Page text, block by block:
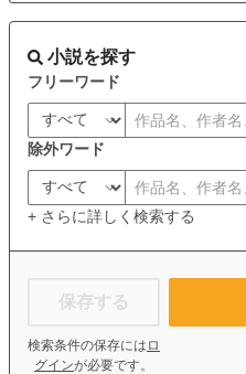
小説を探す
フリーワード
除外ワード
+ さらに詳しく検索する
保存する
検索条件の保存には ロ
グインが必要です。